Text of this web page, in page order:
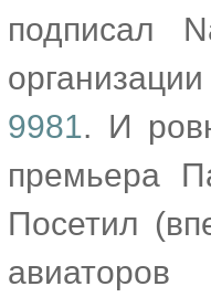
подписал
9981. И
премьера
Посетил